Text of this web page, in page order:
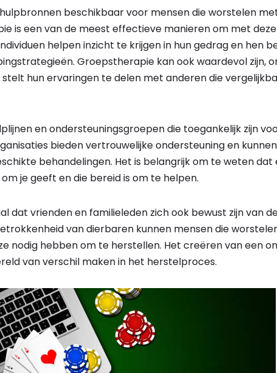
beschikbaar voor mensen die worstelen
is een van de meest effectieve manieren om met
helpen inzicht te krijgen in hun gedrag en hen
Groepstherapie kan ook waardevol zijn,
hun ervaringen te delen met anderen die
en ondersteuningsgroepen die toegankelijk zijn
bieden vertrouwelijke ondersteuning en
behandelingen. Het is belangrijk om te weten dat
je geeft en die bereid is om te helpen.
dat vrienden en familieleden zich ook bewust zijn van
van dierbaren kunnen mensen die
nodig hebben om te herstellen. Het creëren van een
van verschil maken in het herstelproces.